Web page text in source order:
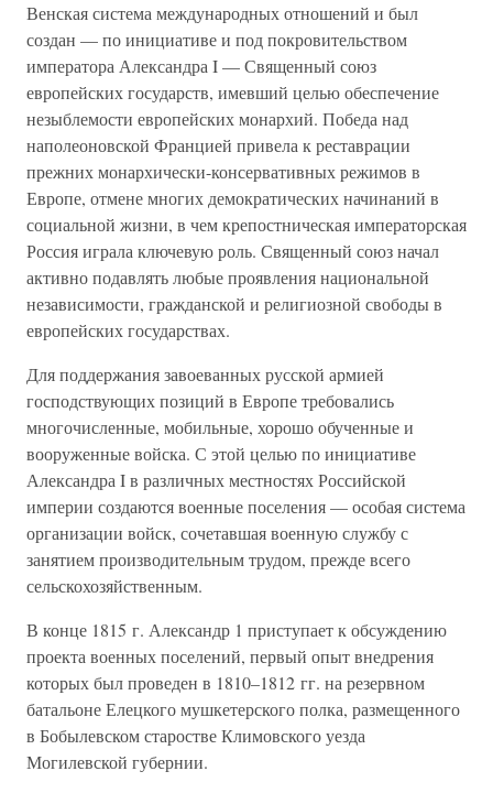
Венская система международных отношений и был
создан — по инициативе и под покровительством
императора Александра I — Священный союз
европейских государств, имевший целью обеспечение
незыблемости европейских монархий. Победа над
наполеоновской Францией привела к реставрации
прежних монархически-консервативных режимов в
Европе, отмене многих демократических начинаний в
социальной жизни, в чем крепостническая императорская
Россия играла ключевую роль. Священный союз начал
активно подавлять любые проявления национальной
независимости, гражданской и религиозной свободы в
европейских государствах.
Для поддержания завоеванных русской армией
господствующих позиций в Европе требовались
многочисленные, мобильные, хорошо обученные и
вооруженные войска. С этой целью по инициативе
Александра I в различных местностях Российской
империи создаются военные поселения — особая система
организации войск, сочетавшая военную службу с
занятием производительным трудом, прежде всего
сельскохозяйственным.
В конце 1815 г. Александр 1 приступает к обсуждению
проекта военных поселений, первый опыт внедрения
которых был проведен в 1810–1812 гг. на резервном
батальоне Елецкого мушкетерского полка, размещенного
в Бобылевском старостве Климовского уезда
Могилевской губернии.